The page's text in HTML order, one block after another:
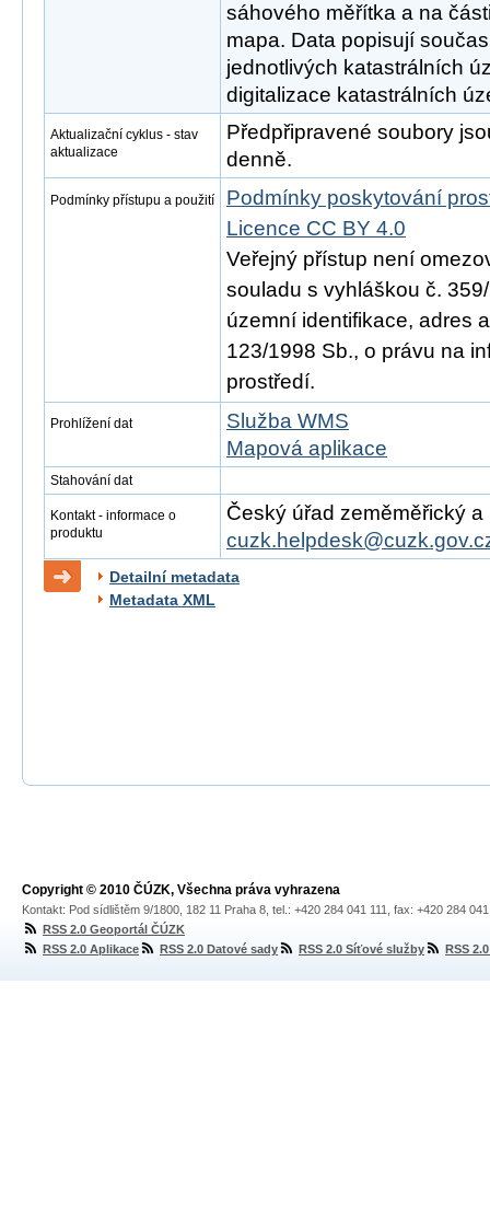
sáhového měřítka a na
mapa. Data popisují
jednotlivých katastrálních
digitalizace katastrálních
Aktualizační cyklus - stav
aktualizace
Předpřipravené soubory
denně.
Podmínky přístupu a použití
Podmínky poskytování
Licence CC BY 4.0
Veřejný přístup není
souladu s vyhláškou č.
územní identifikace, adres
123/1998 Sb., o právu na
prostředí.
Prohlížení dat
Služba WMS
Mapová aplikace
Stahování dat
Kontakt - informace o
produktu
Český úřad zeměměřický
Detailní metadata
Metadata XML
Copyright © 2010 ČÚZK, Všechna práva vyhrazena
Kontakt: Pod sídlištěm 9/1800, 182 11 Praha 8, tel.: +420 284 041 111, fax: +420 284
RSS 2.0 Geoportál ČÚZK
RSS 2.0 Aplikace
RSS 2.0 Datové sady RSS 2.0 Síťové služby RSS